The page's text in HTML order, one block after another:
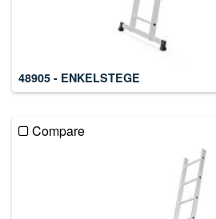
48905 - ENKELSTEGE
Compare